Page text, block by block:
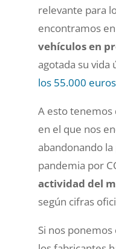
relevante para
encontramos
vehículos en
agotada su vida
los 55.000 euros
A esto
en el que nos
abandonando
pandemia por
actividad del
según cifras
Si nos